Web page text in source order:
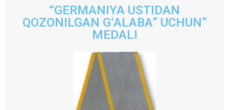
“GERMANIYA USTIDAN
QOZONILGAN G‘ALABA” UCHUN”
MEDALI